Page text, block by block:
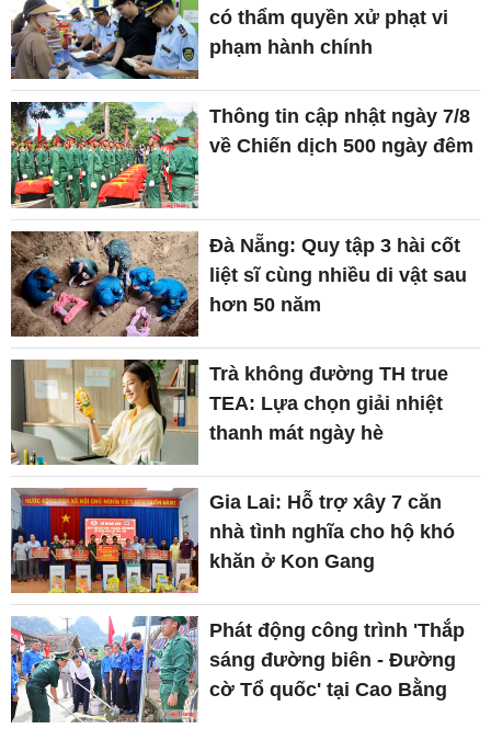
có thẩm quyền xử phạt vi
phạm hành chính
Thông tin cập nhật ngày 7/8
về Chiến dịch 500 ngày đêm
Đà Nẵng: Quy tập 3 hài cốt
liệt sĩ cùng nhiều di vật sau
hơn 50 năm
Trà không đường TH true
TEA: Lựa chọn giải nhiệt
thanh mát ngày hè
Gia Lai: Hỗ trợ xây 7 căn
nhà tình nghĩa cho hộ khó
khăn ở Kon Gang
Phát động công trình 'Thắp
sáng đường biên - Đường
cờ Tổ quốc' tại Cao Bằng